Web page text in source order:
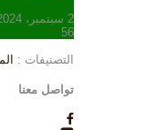
2 سبتمبر، 2024
56
التصنيفات :
تواصل معنا